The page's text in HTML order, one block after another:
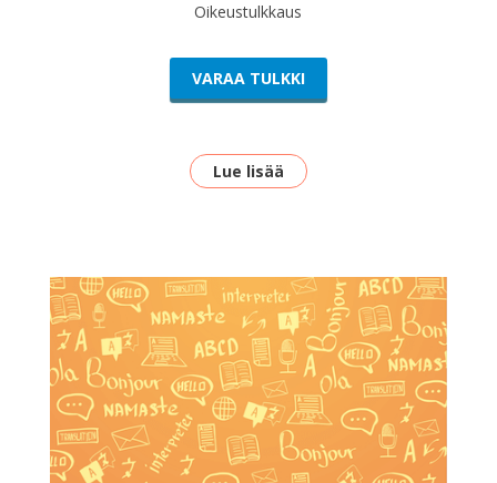
Oikeustulkkaus
VARAA TULKKI
Lue lisää